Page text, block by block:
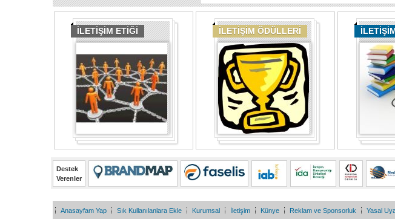
İLETİŞİM ETİĞİ İLETİŞİM ÖDÜLLERİ
Destek
Verenler
Anasayfam Yap Sık Kullanılanlara Ekle Kurumsal İletişim Künye Reklam ve Sponsorluk Yasal